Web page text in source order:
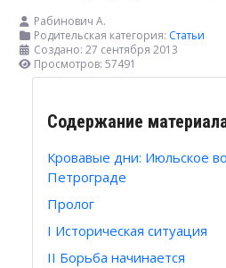
Рабинович А.
Родительская категория: Статьи
Создано: 27 сентября 2013
Просмотров: 57491
Содержание
Кровавые дни: Июльское
Петрограде
Пролог
I Историческая ситуация
II Борьба начинается